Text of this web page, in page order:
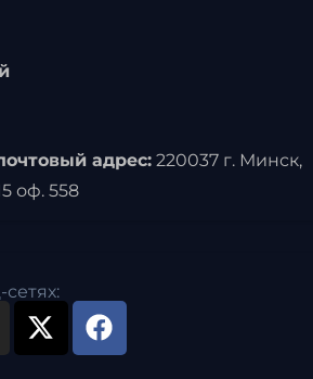
адрес:220037 г. Минск,
оф. 558